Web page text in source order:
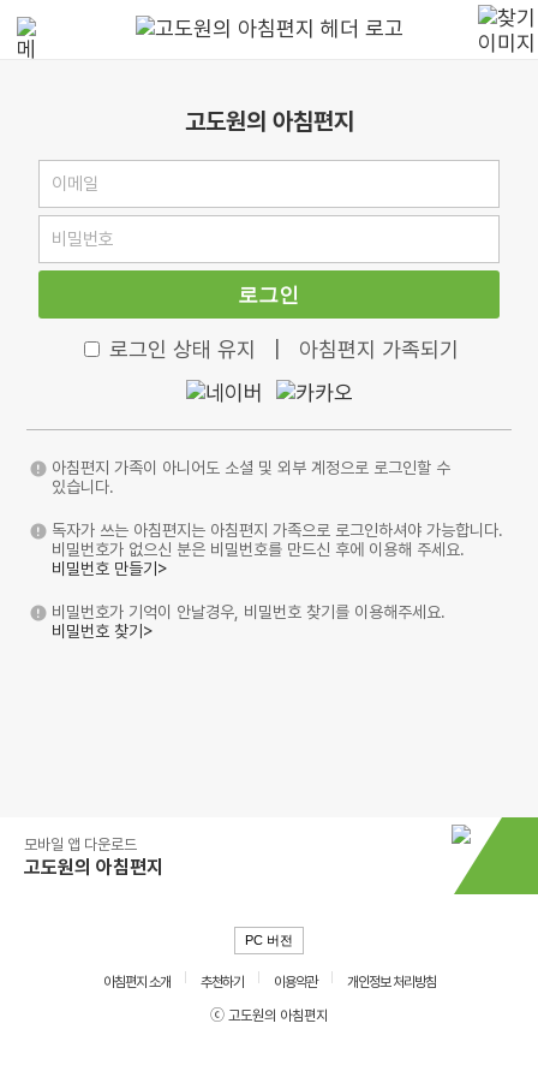
고도원의 아침편지
로그인
로그인 상태 유지 아침편지 가족되기
아침편지 가족이 아니어도 소셜 및 외부 계정으로 로그인할 수
있습니다.
독자가 쓰는 아침편지는 아침편지 가족으로 로그인하셔야 가능합니다.
비밀번호가 없으신 분은 비밀번호를 만드신 후에 이용해 주세요.
비밀번호 만들기>
비밀번호가 기억이 안날경우, 비밀번호 찾기를 이용해주세요.
비밀번호 찾기>
모바일 앱 다운로드
고도원의 아침편지
PC 버전
아침편지 소개 추천하기 이용약관
개인정보 처리방침
ⓒ 고도원의 아침편지